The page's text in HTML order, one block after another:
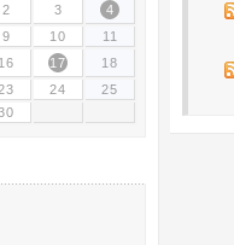
2 3
4
9 10
11
16 17
18
24
25